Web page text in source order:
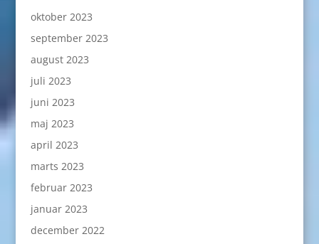
oktober 2023
september 2023
august 2023
juli 2023
juni 2023
maj 2023
april 2023
marts 2023
februar 2023
januar 2023
december 2022